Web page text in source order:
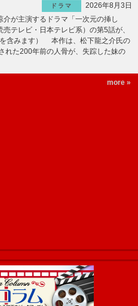
ドラマ
2026年8月3日
が主演するドラマ「一次元の挿し
売テレビ・日本テレビ系）の第5話が、
含みます） 本作は、松下龍之介氏の
れた200年前の人骨が、失踪した妹の
more »